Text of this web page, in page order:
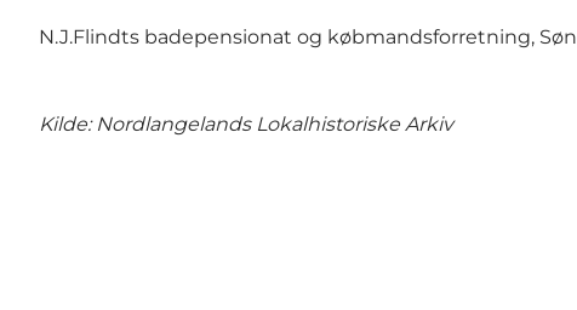
N.J.Flindts badepensionat og købmandsforretning,
Kilde: Nordlangelands Lokalhistoriske Arkiv